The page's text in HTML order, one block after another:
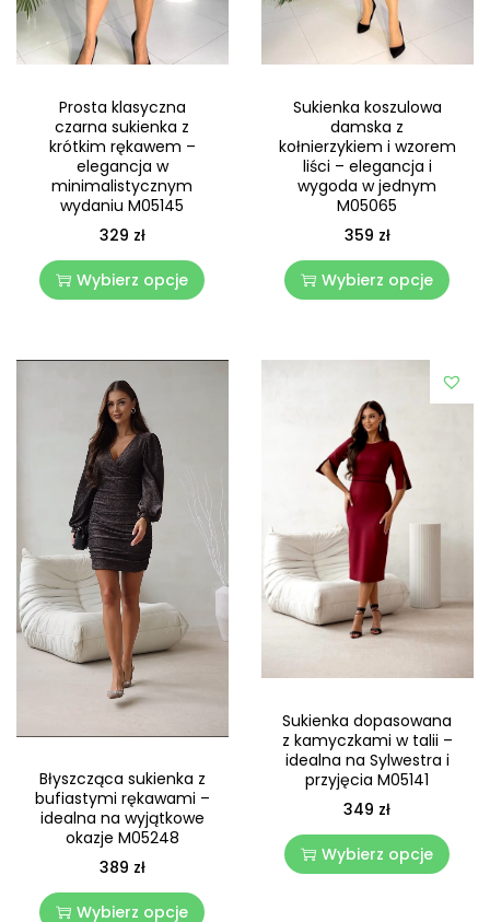
Prosta klasyczna
czarna sukienka z
krótkim rękawem –
elegancja w
minimalistycznym
wydaniu M05145
329 zł
Wybierz opcje
Sukienka koszulowa
damska z
kołnierzykiem i wzorem
liści – elegancja i
wygoda w jednym
M05065
359 zł
Wybierz opcje
Błyszcząca sukienka z
bufiastymi rękawami –
idealna na wyjątkowe
okazje M05248
389 zł
Wybierz opcje
Sukienka dopasowana
z kamyczkami w talii –
idealna na Sylwestra i
przyjęcia M05141
349 zł
Wybierz opcje